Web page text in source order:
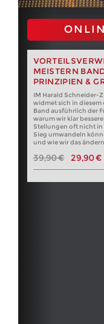
MEISTERN
PRINZIPIEN &
IM Harald Schneider-
widmet sich in diesem
Band ausführlich der
warum wir klar bessere
Stellungen oft nicht in
Sieg umwandeln
und wie wir das
39,90 € 29,90 €